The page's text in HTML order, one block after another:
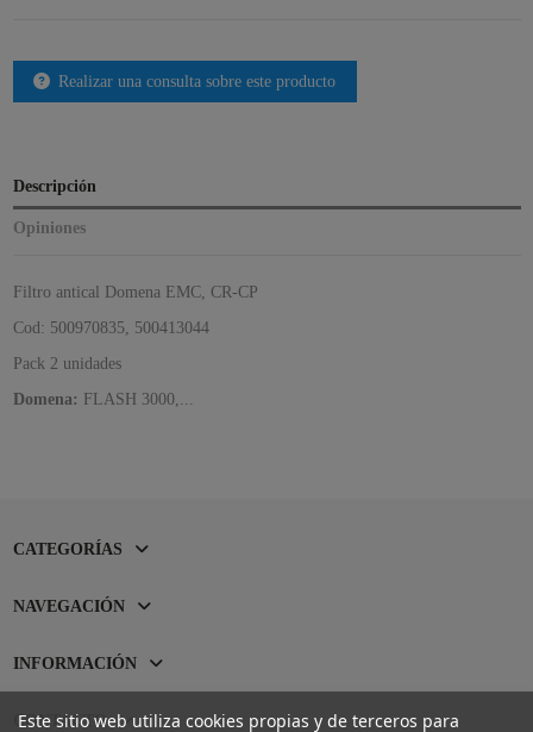
Realizar una consulta sobre este producto
Descripción
Opiniones
Filtro antical Domena EMC, CR-CP
Cod: 500970835, 500413044
Pack 2 unidades
Domena: FLASH 3000,...
CATEGORÍAS
NAVEGACIÓN
INFORMACIÓN
CONTACTO
Este sitio web utiliza cookies propias y de terceros para